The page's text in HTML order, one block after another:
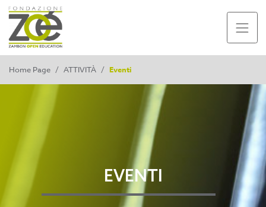
Home Page / ATTIVITÀ / Eventi
EVENTI